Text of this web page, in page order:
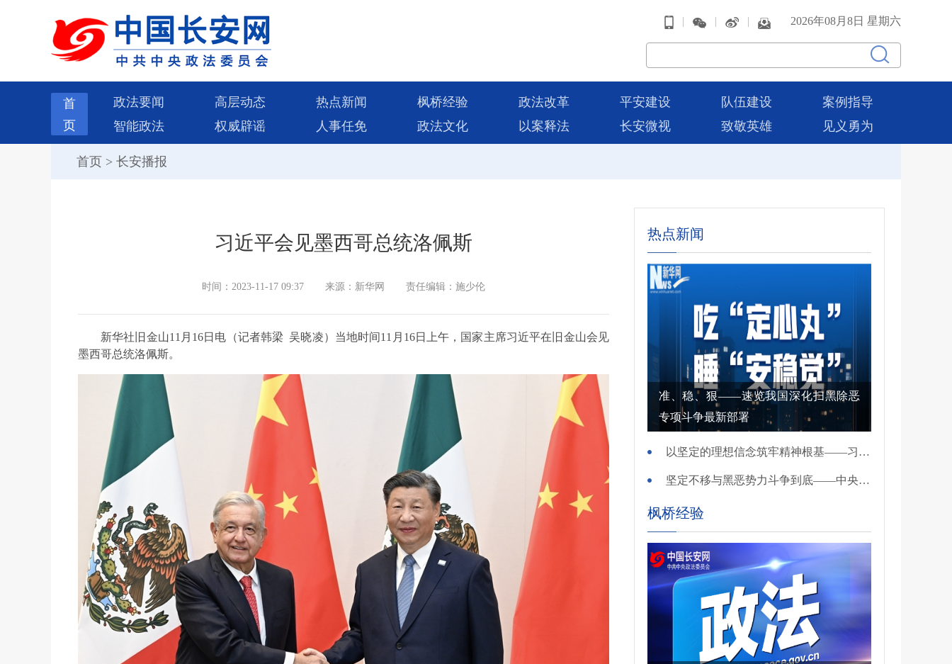
| | | 2026年08月8日 星期六
首
页
政法要闻 高层动态 热点新闻 枫桥经验 政法改革 平安建设 队伍建设
案例指导
智能政法
权威辟谣 人事任免 政法文化 以案释法 长安微视 致敬英雄 见义勇为
首页 > 长安播报
习近平会见墨西哥总统洛佩斯
时间：2023-11-17 09:37 来源：新华网 责任编辑：施少伦
新华社旧金山11月16日电（记者韩梁 吴晓凌）当地时间11月16日上午，国家主席习近平在旧金山会见
墨西哥总统洛佩斯。
热点新闻
准、稳、狠——速览我国深化扫黑除恶
专项斗争最新部署
以坚定的理想信念筑牢精神根基——习近平党建思想理论品格系列述评之一
坚定不移与黑恶势力斗争到底——中央政法委负责同志就开展深化扫黑除恶专项斗争有关问题答记者问
枫桥经验